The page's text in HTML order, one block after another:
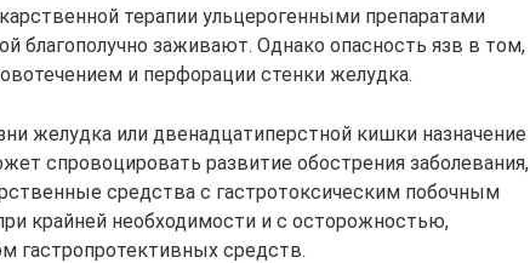
терапии ульцерогенными препаратами
благополучно заживают. Однако опасность язв в том,
и перфорации стенки желудка.
желудка или двенадцатиперстной кишки назначение
спровоцировать развитие обострения заболевания,
средства с гастротоксическим побочным
крайней необходимости и с осторожностью,
гастропротективных средств.